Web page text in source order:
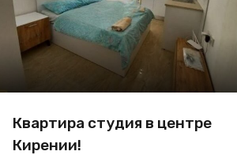
Квартира студия в центре
Кирении!